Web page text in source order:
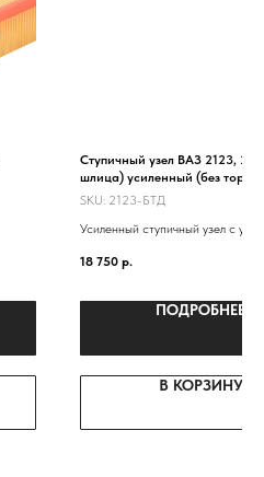
Ступичный узел ВАЗ 2123,
шлица) усиленный (без
на машину
SKU: 2123-БТД
Усиленный ступичный узел с
от грузовика "Ивеко"
18 750 р.
ПОДРОБНЕЕ
В КОРЗИНУ